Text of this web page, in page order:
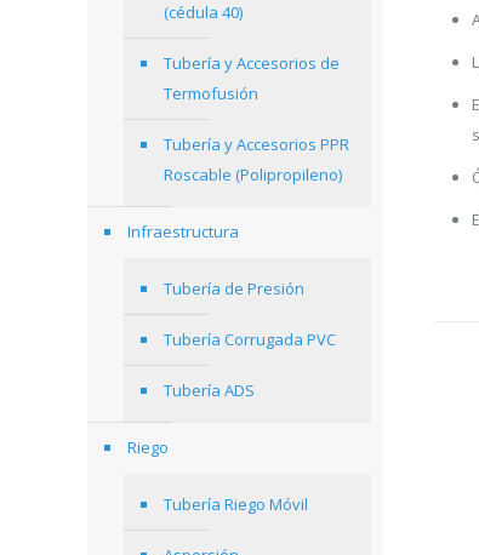
(cédula 40)
Tubería y Accesorios de
Termofusión
Tubería y Accesorios PPR
Roscable (Polipropileno)
Infraestructura
Tubería de Presión
Tubería Corrugada PVC
Tubería ADS
Riego
Tubería Riego Móvil